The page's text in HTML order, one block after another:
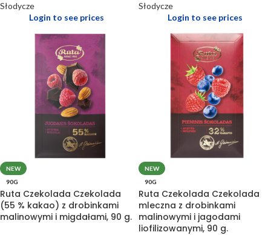
Słodycze
Login to see prices
Słodycze
Login to see prices
NEW
90G
Ruta Czekolada Czekolada
(55 % kakao) z drobinkami
malinowymi i migdałami, 90 g.
NEW
90G
Ruta Czekolada Czekolada
mleczna z drobinkami
malinowymi i jagodami
liofilizowanymi, 90 g.